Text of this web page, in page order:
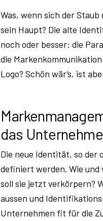
Was, wenn sich der Staub
sein Haupt? Die alte
noch oder besser: die
die
Logo? Schön wär’s, ist
das
Die neue Identität, so der
definiert werden. Wie und
soll sie jetzt verkörpern?
aussen und
Unternehmen fit für die